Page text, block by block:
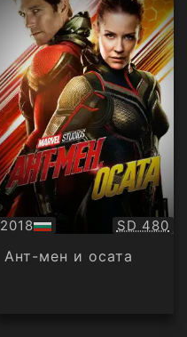
2018
БГ
аудио
SD 480
Ант-мен и осата